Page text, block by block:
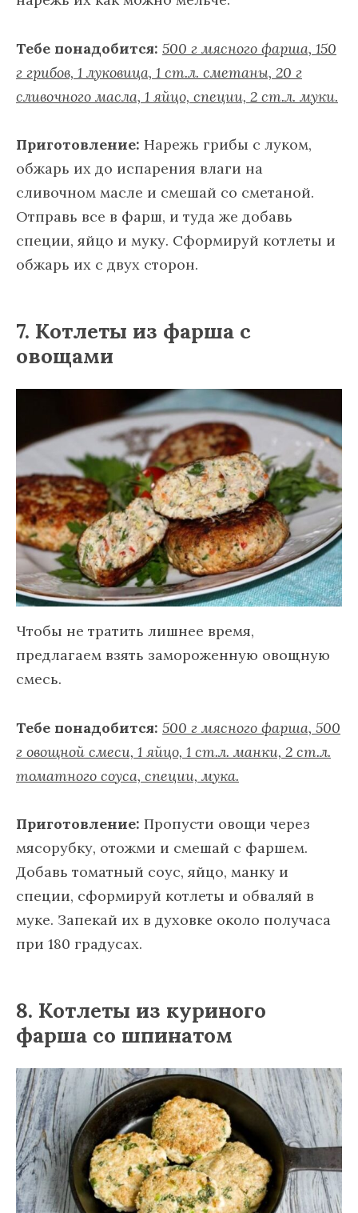
Тебе понадобится: 500 г мясного фарша, 150
г грибов, 1 луковица, 1 ст.л. сметаны, 20 г
сливочного масла, 1 яйцо, специи, 2 ст.л. муки.
Приготовление: Нарежь грибы с луком,
обжарь их до испарения влаги на
сливочном масле и смешай со сметаной.
Отправь все в фарш, и туда же добавь
специи, яйцо и муку. Сформируй котлеты и
обжарь их с двух сторон.
7. Котлеты из фарша с
овощами
Чтобы не тратить лишнее время,
предлагаем взять замороженную овощную
смесь.
Тебе понадобится: 500 г мясного фарша, 500
г овощной смеси, 1 яйцо, 1 ст.л. манки, 2 ст.л.
томатного соуса, специи, мука.
Приготовление: Пропусти овощи через
мясорубку, отожми и смешай с фаршем.
Добавь томатный соус, яйцо, манку и
специи, сформируй котлеты и обваляй в
муке. Запекай их в духовке около получаса
при 180 градусах.
8. Котлеты из куриного
фарша со шпинатом